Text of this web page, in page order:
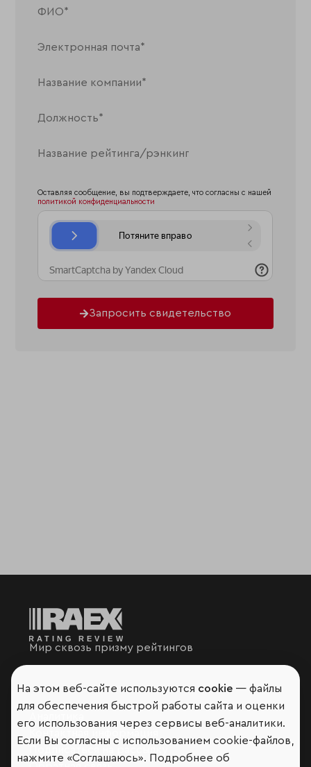
Оставляя сообщение, вы подтверждаете, что согласны с нашей
политикой конфиденциальности
Запросить свидетельство
Мир сквозь призму рейтингов
На этом веб-сайте используются cookie — файлы
для обеспечения быстрой работы сайта и оценки
его использования через сервисы веб-аналитики.
Если Вы согласны с использованием cookie-файлов,
нажмите «Соглашаюсь». Подробнее об